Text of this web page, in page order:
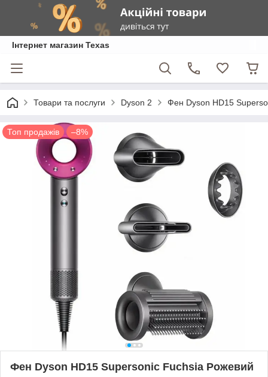
Інтернет магазин Texas
Товари та послуги Dyson 2 Фен Dyson HD15
Топ продажів –8%
Фен Dyson HD15 Supersonic Fuchsia Рожевий